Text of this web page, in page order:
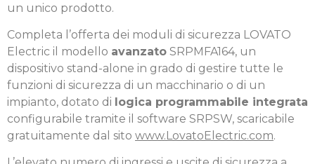
un unico prodotto.
Completa l’offerta dei moduli di sicurezza LOVATO
Electric il modello avanzato SRPMFA164, un
dispositivo stand-alone in grado di gestire tutte le
funzioni di sicurezza di un macchinario o di un
impianto, dotato di logica programmabile integrata
configurabile tramite il software SRPSW, scaricabile
gratuitamente dal sito www.LovatoElectric.com.